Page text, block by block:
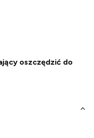
oszczędzić do